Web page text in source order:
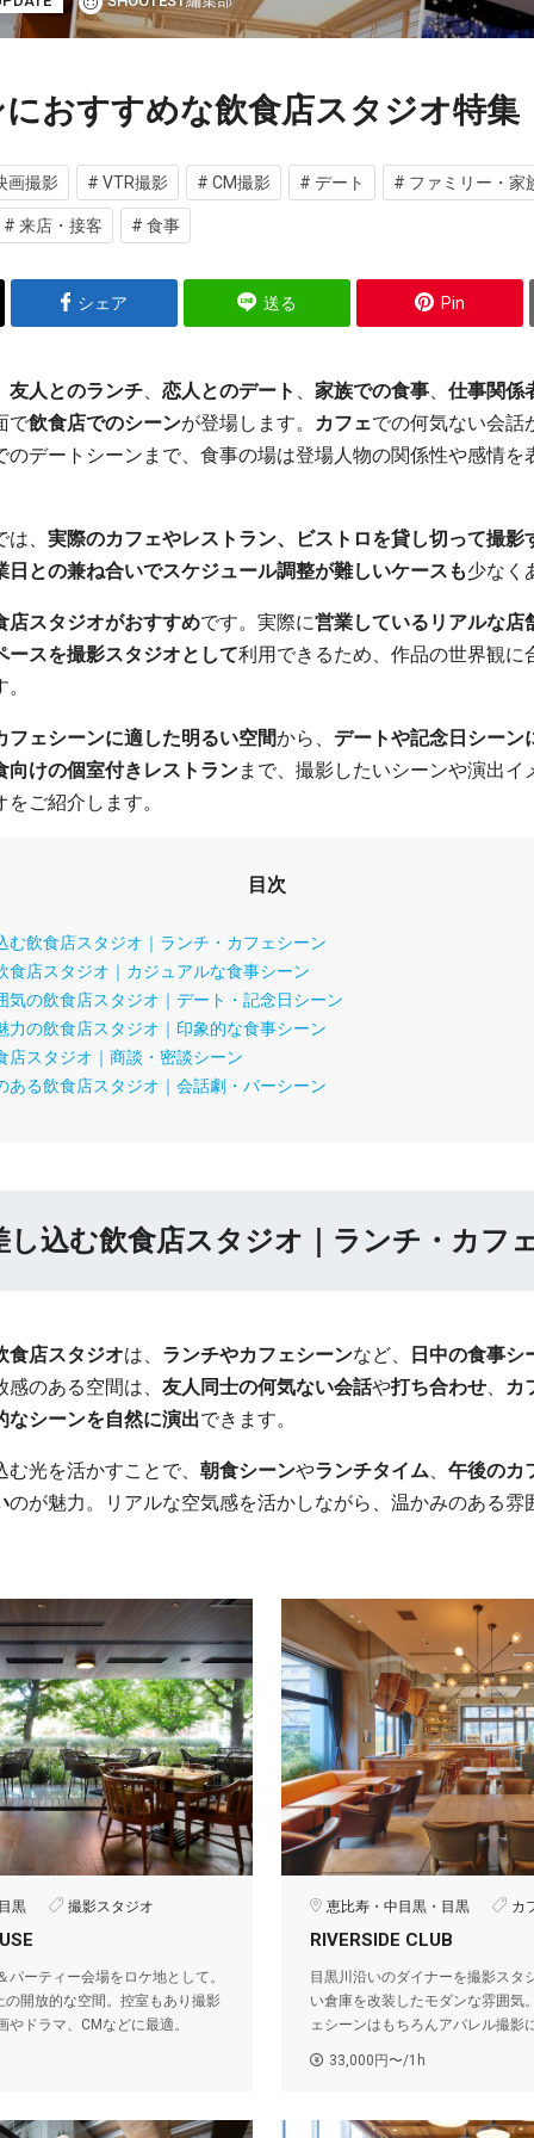
おすすめな飲食店スタジオ特集
画撮影 # VTR撮影 # CM撮影 # デート # ファミリー・家
# 来店・接客 # 食事
シェア 送る Pin
友人とのランチ、 恋人とのデート 、 家族での食事、 仕事関係
で飲食店でのシーンが登場します。 カフェでの何気ない会話
のデートシーンまで、食事の場は登場人物の関係性や感情を
、 実際のカフェやレストラン、ビストロを貸し切って撮影
日との兼ね合いでスケジュール調整が難しいケースも少なく
店スタジオがおすすめです。実際に営業しているリアルな店
ースを撮影スタジオとして利用できるため、作品の世界観に
フェシーンに適した明るい空間から、 デートや記念日シーン
向けの個室付きレストランまで、撮影したいシーンや演出イ
ご紹介します。
目次
む飲食店スタジオ｜ランチ・カフェシーン
食店スタジオ｜カジュアルな食事シーン
気の飲食店スタジオ｜デート・記念日シーン
力の飲食店スタジオ｜印象的な食事シーン
店スタジオ｜商談・密談シーン
ある飲食店スタジオ｜会話劇・バーシーン
し込む飲食店スタジオ｜ランチ・カフ
食店スタジオは、 ランチやカフェシーンなど、
日中の食事シ
のある空間は、 友人同士の何気ない会話や打ち合わせ、 カ
なシーンを自然に演出できます。
光を活かすことで、 朝食シーンやランチタイム、 午後のカ
のが魅力。リアルな空気感を活かしながら、温かみのある雰
黒 撮影スタジオ
パーティー会場をロケ地として。
開放的な空間。控室もあり撮影
ドラマ、CMなどに最適。
恵比寿・中目黒・目黒 カ
RIVERSIDE CLUB
目黒川沿いのダイナーを撮影スタ
い倉庫を改装したモダンな雰囲気
ェシーンはもちろんアパレル撮影
33,000円〜/1h